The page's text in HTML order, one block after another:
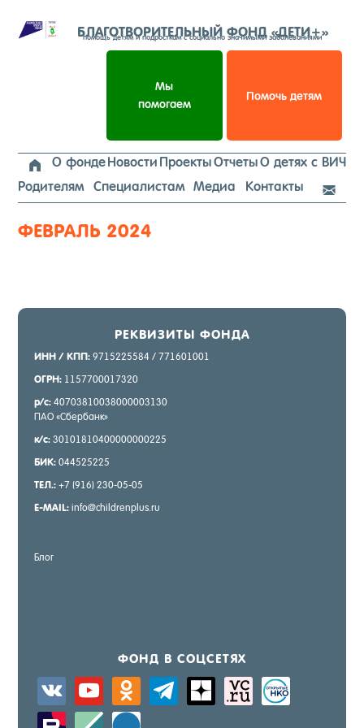
к
содержимому
БЛАГОТВОРИТЕЛЬНЫЙ ФОНД «ДЕТИ+»
помощь детям и подросткам с социально значимыми заболеваниями
Мы
помогаем
Помочь детям
 О фондеНовости ПроектыОтчетыО детях с ВИЧ
Родителям
Специалистам Медиа Контакты 
ФЕВРАЛЬ 2024
РЕК­ВИ­ЗИТЫ ФОН­ДА
ИНН / КПП: 9715225584 / 771601001
ОГРН: 1157700017320
р/с: 40703810038000003130
ПАО «Сбер­банк»
к/с: 30101810400000000225
БИК: 044525225
ТЕЛ.: +7 (916) 230-05-05
E-MAIL: info@childrenplus.ru
Блог
ФОНД В СОЦ­СЕ­ТЯХ
vkontakteyoutube odnoklassnikitelegramzen-
sitemap activity
zerply standardwindows